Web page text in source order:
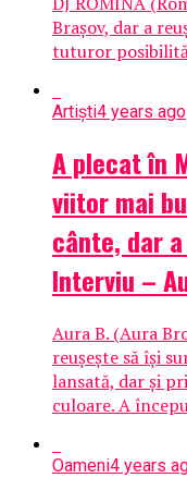
Brașov, dar a
tuturor
Artiști4 years ago
A plecat în
viitor mai
cânte, dar
Interviu –
Aura B. (Aura
reușește să își
lansată, dar și
culoare. A
Oameni4 years